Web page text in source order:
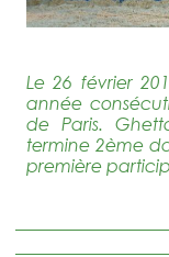
Le 26 février
année
de Paris.
termine 2ème
première